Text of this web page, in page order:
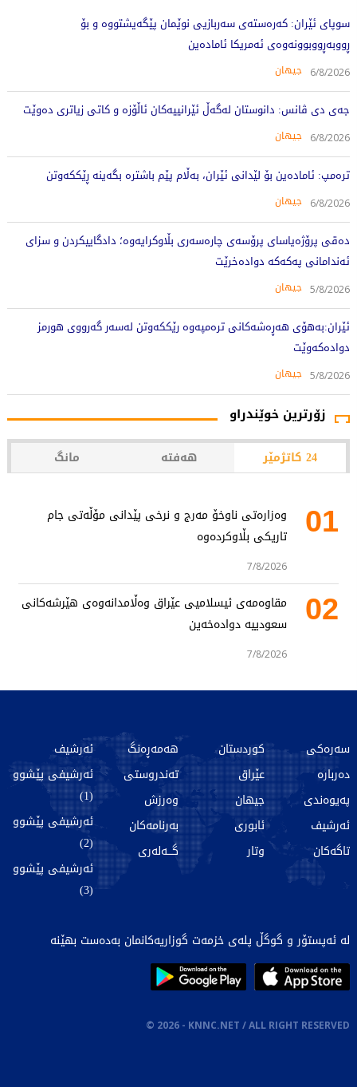
سوپای ئێران: کەرەستەی سەربازیی نوێمان پێگەیشتووە و بۆ
ڕووبەڕووبوونەوەی ئەمریکا ئامادەین
6/8/2026 جیهان
جەی دی ڤانس: دانوستان لەگەڵ ئێرانییەکان ئاڵۆزە و کاتی زیاتری دەوێت
6/8/2026 جیهان
ترەمپ: ئامادەین بۆ لێدانی ئێران، بەڵام پێم باشترە بگەینە ڕێککەوتن
6/8/2026 جیهان
دەقی پرۆژەیاسای پرۆسەی چارەسەری بڵاوکرایەوە؛ دادگاییکردن و سزای
ئەندامانی پەکەکە دوادەخرێت
5/8/2026 جیهان
ئێران:بەهۆی هەڕەشەکانی ترەمپەوە رێککەوتن لەسەر گەرووی هورمز
دوادەکەوێت
5/8/2026 جیهان
زۆرترین خوێندراو
24 کاتژمێر هەفتە مانگ
01
وەزارەتی ناوخۆ مەرج و نرخی پێدانی مۆڵەتی جام
تاریکی بڵاوکردەوە
7/8/2026
02
مقاوەمەی ئیسلامیی عێراق وەڵامدانەوەی هێرشەکانی
سعودییە دوادەخەین
7/8/2026
سەرەکی
دەربارە
پەیوەندی
ئەرشیف
تاگەکان
کوردستان
عێراق
جیهان
ئابوری
وتار
هەمەڕەنگ
تەندروستی
وەرزش
بەرنامەکان
گـــەلەری
ئەرشیف
ئەرشیفی پێشوو
(1)
ئەرشیفی پێشوو
(2)
ئەرشیفی پێشوو
(3)
لە ئەپستۆر و گوگڵ پلەی خزمەت گوزاریەکانمان بەدەست بهێنە
© 2026 - KNNC.NET / ALL RIGHT RESERVED